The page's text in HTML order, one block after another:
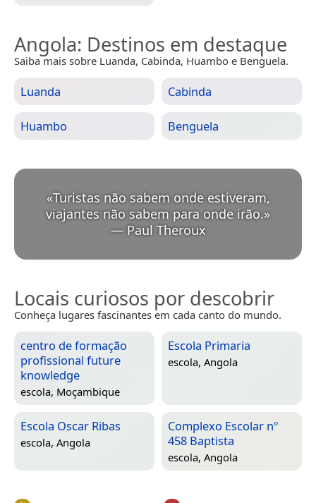
Angola: Destinos em destaque
Saiba mais sobre Luanda, Cabinda, Huambo e Benguela.
Luanda Cabinda
Huambo Benguela
«Turistas não sabem onde estiveram,
viajantes não sabem para onde irão.
— Paul Theroux
Locais curiosos por descobrir
Conheça lugares fascinantes em cada canto do mundo.
centro de formação
profissional future
knowledge
escola, Moçambique
Escola Primaria
escola, Angola
Escola Oscar Ribas
escola, Angola
Complexo Escolar nº
458 Baptista
escola, Angola